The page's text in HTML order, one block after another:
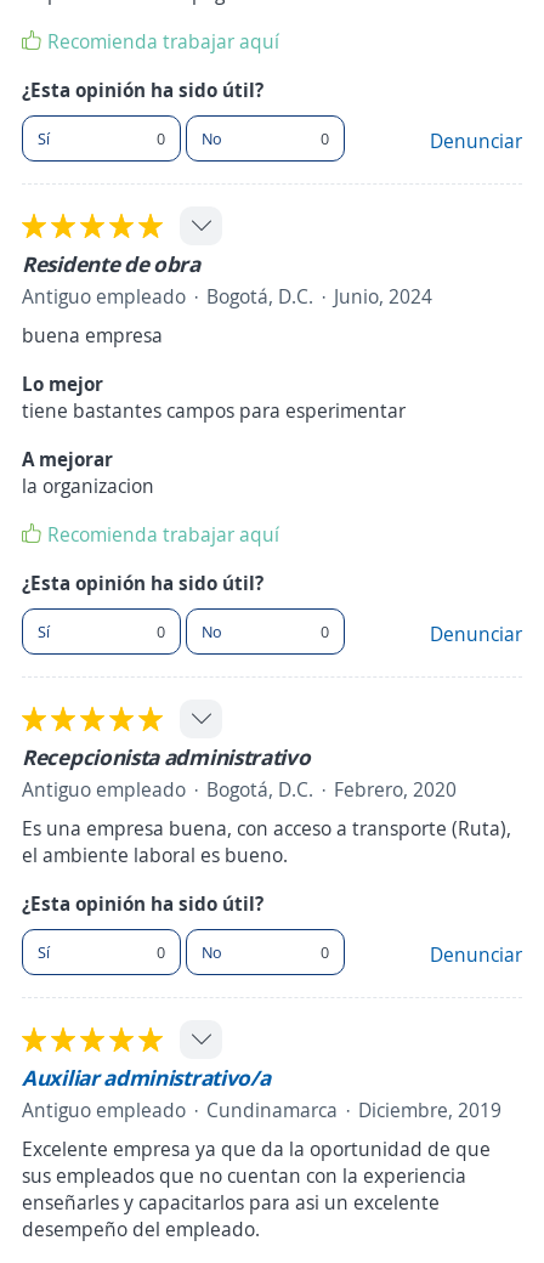
Recomienda trabajar aquí
¿Esta opinión ha sido útil?
Sí 0 No 0 Denunciar
Residente de obra
Antiguo empleado Bogotá, D.C.
Junio, 2024
buena empresa
Lo mejor
tiene bastantes campos para esperimentar
A mejorar
la organizacion
Recomienda trabajar aquí
¿Esta opinión ha sido útil?
Sí 0 No 0 Denunciar
Recepcionista administrativo
Antiguo empleado Bogotá, D.C.
Febrero, 2020
Es una empresa buena, con acceso a transporte (Ruta),
el ambiente laboral es bueno.
¿Esta opinión ha sido útil?
Sí 0 No 0 Denunciar
Auxiliar administrativo/a
Antiguo empleado Cundinamarca
Diciembre, 2019
Excelente empresa ya que da la oportunidad de que
sus empleados que no cuentan con la experiencia
enseñarles y capacitarlos para asi un excelente
desempeño del empleado.